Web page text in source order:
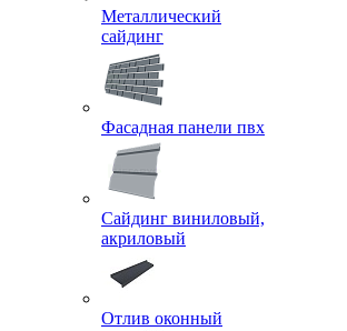
Металлический
сайдинг
Фасадная панели пвх
Сайдинг виниловый,
акриловый
Отлив оконный